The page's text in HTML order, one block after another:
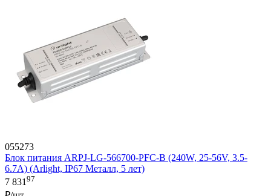
055273
Блок питания ARPJ-LG-566700-PFC-B (240W, 25-56V, 3.5-
6.7A) (Arlight, IP67 Металл, 5 лет)
7 83197